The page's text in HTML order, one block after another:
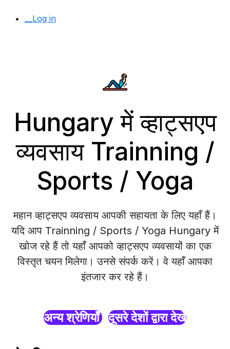
__Log in
Hungary में व्हाट्सएप
व्यवसाय Trainning /
Sports / Yoga
महान व्हाट्सएप व्यवसाय आपकी सहायता के लिए यहाँ हैं।
यदि आप Trainning / Sports / Yoga Hungary में
खोज रहे हैं तो यहाँ आपको व्हाट्सएप व्यवसायों का एक
विस्तृत चयन मिलेगा। उनसे संपर्क करें। वे यहाँ आपका
इंतजार कर रहे हैं।
अन्य श्रेणियाँ दूसरे देशों द्वारा देखें